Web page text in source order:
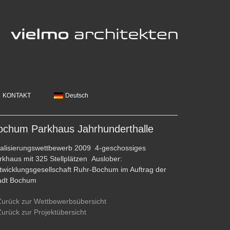
KONTAKT Deutsch
Parkhaus Jahrhunderthalle
2009 4-geschossiges
mit 325 Stellplätzen Auslober:
Ruhr-Bochum im Auftrag der
Bochum
zur Wettbewerbsübersicht
zur Projektübersicht